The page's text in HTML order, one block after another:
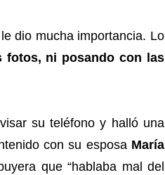
dio mucha importancia. Lo
fotos, ni posando con las
su teléfono y halló una
con su esposa María
que “hablaba mal del